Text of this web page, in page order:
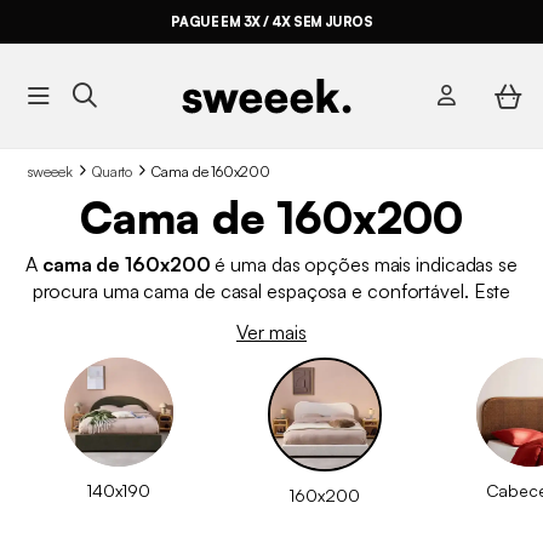
PAGUE EM 3X / 4X SEM JUROS
sweeek Quarto Cama de 160x200
Cama de 160x200
A cama de 160x200 é uma das opções mais indicadas se
procura uma cama de casal espaçosa e confortável. Este
quartos de dimensão média como a quartos mais amplos. Na
sweeek encontrará diferentes modelos, incluindo opções
com arrumação integrada, como estrado elevatório ou
gavetas.
Ver mais
140x190 160x200